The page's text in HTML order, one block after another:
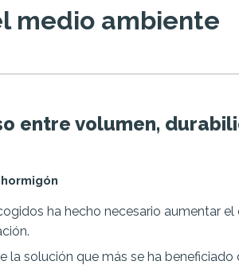
medio ambiente
entre volumen,
ha hecho necesario aumentar el
la solución que más se ha beneficiado